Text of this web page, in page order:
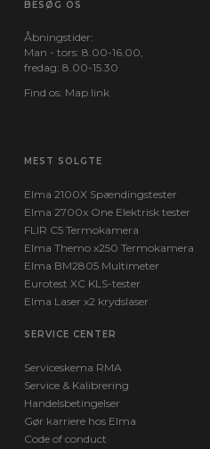
BESØG OS
Åbningstider:
Man - tors: 8.00-16.00,
fredag: 8.00-15.30
Find os: Map link
MEST SOLGTE
Elma 2100X Spændingstester
Elma 2700x One Elektrisk tester
FLIR C5 Termokamera
Elma Themo x250 Termokamera
Elma BM2805 Multimeter
Eurotest XC KLS-tester
Elma Laser x2 krydslaser
SERVICE CENTER
Serviceskema RMA
Service & Kalibrering
Handelsbetingelser
Gør karriere hos Elma
Code of conduct